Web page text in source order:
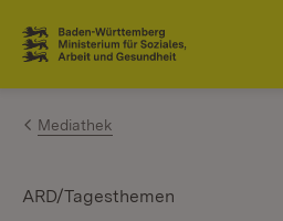
Zum Inhalt springen
Link zur Startseite
Mediathek
ARD/Tagesthemen